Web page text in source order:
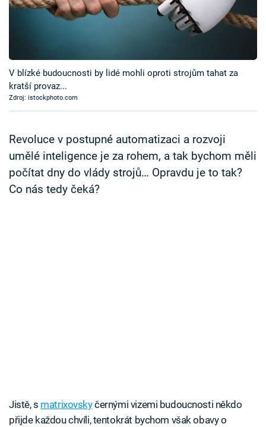
TV Program
Sledujte prima+
Přihlášení
Sledujte nás
V blízké budoucnosti by lidé mohli oproti strojům tahat za
kratší provaz...
Zdroj: istockphoto.com
Revoluce v postupné automatizaci a rozvoji
umělé inteligence je za rohem, a tak bychom měli
počítat dny do vlády strojů… Opravdu je to tak?
Co nás tedy čeká?
Jistě, s matrixovskyčernými vizemi budoucnosti někdo
přijde každou chvíli, tentokrát bychom však obavy o